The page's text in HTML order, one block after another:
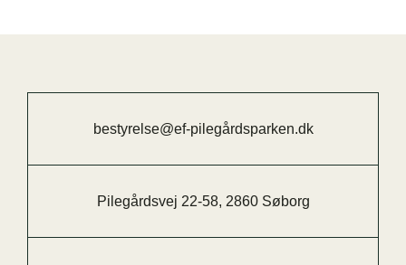
bestyrelse@ef-pilegårdsparken.dk
Pilegårdsvej 22-58, 2860 Søborg